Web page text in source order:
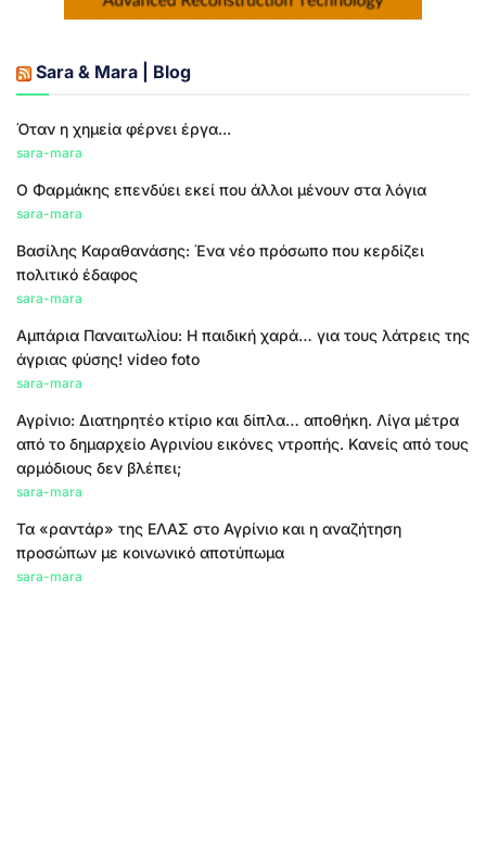
Sara & Mara | Blog
Όταν η χημεία φέρνει έργα...
sara-mara
Ο Φαρμάκης επενδύει εκεί που άλλοι μένουν στα λόγια
sara-mara
Βασίλης Καραθανάσης: Ένα νέο πρόσωπο που κερδίζει
πολιτικό έδαφος
sara-mara
Αμπάρια Παναιτωλίου: Η παιδική χαρά… για τους λάτρεις της
άγριας φύσης! video foto
sara-mara
Αγρίνιο: Διατηρητέο κτίριο και δίπλα… αποθήκη. Λίγα μέτρα
από το δημαρχείο Αγρινίου εικόνες ντροπής. Κανείς από τους
αρμόδιους δεν βλέπει;
sara-mara
Τα «ραντάρ» της ΕΛΑΣ στο Αγρίνιο και η αναζήτηση
προσώπων με κοινωνικό αποτύπωμα
sara-mara